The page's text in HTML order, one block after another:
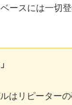
ースには一切
はリピーター